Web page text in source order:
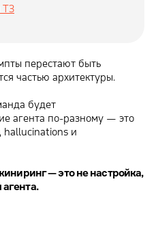
ТЗ
перестают быть
частью архитектуры.
будет
агента по-разному — это
hallucinations и
— это не настройка,